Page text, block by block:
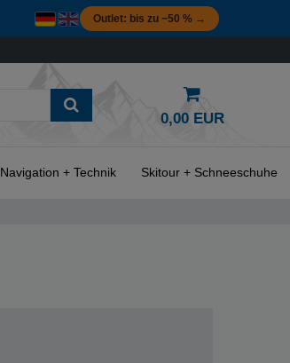
Outlet: bis zu −50 % →
0,00 EUR
Navigation + Technik Skitour + Schneeschuhe